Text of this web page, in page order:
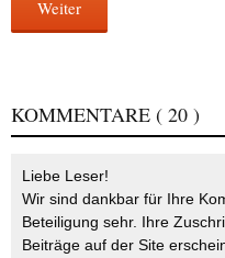
Weiter
KOMMENTARE ( 20 )
Liebe Leser!
Wir sind dankbar für Ihre
Beteiligung sehr. Ihre
Beiträge auf der Site